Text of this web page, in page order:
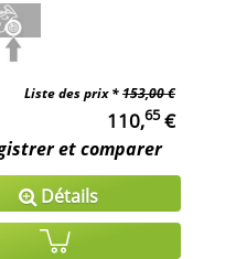
Liste des prix *153,00 €
110,65€
et comparer
Détails